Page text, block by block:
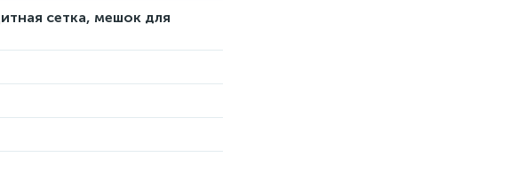
сетка, мешок для